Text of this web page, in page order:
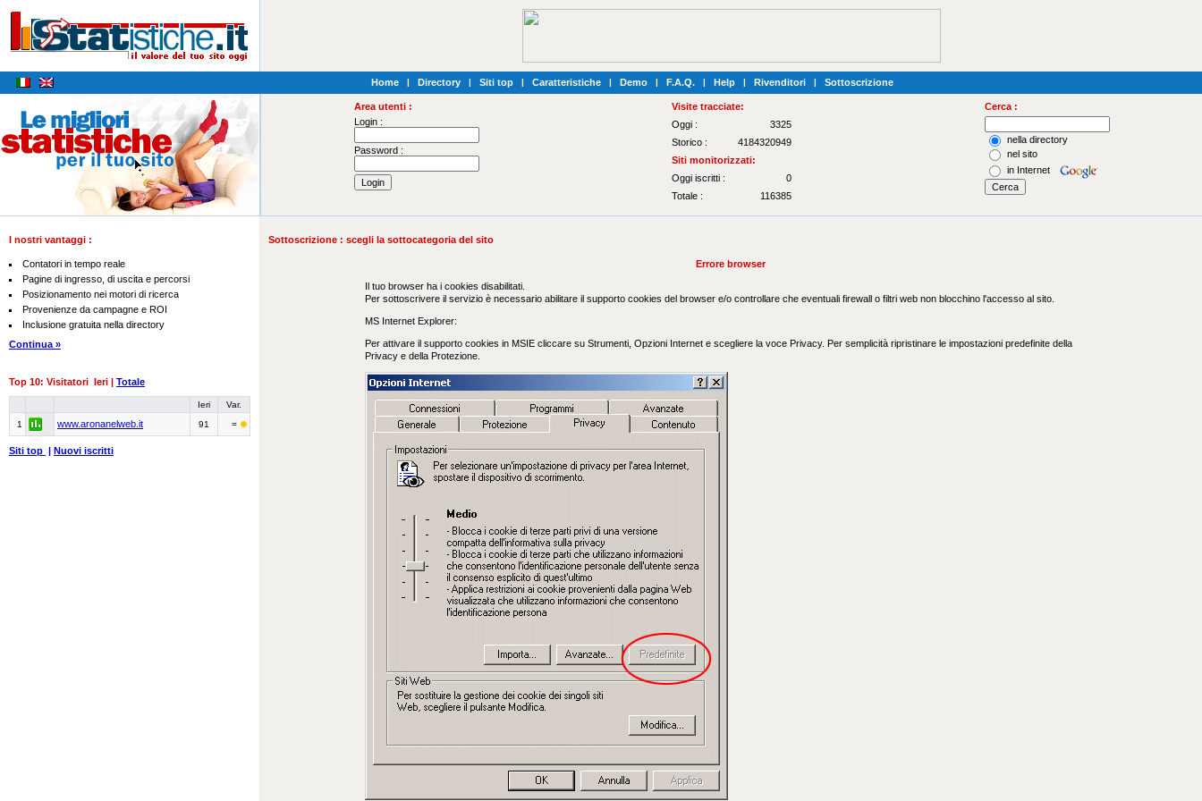
Home | Directory | Siti top | Caratteristiche | Demo | F.A.Q. | Help | Rivenditori | Sottoscrizione
Area utenti :
Login :
Password :
Visite tracciate:
Oggi :
3325
Storico :
4184320949
Siti monitorizzati:
Oggi iscritti :
0
Totale :
116385
Cerca :
nella directory
nel sito
in Internet
I nostri vantaggi :
Contatori in tempo reale
Pagine di ingresso, di uscita e percorsi
Posizionamento nei motori di ricerca
Provenienze da campagne e ROI
Inclusione gratuita nella directory
Continua »
Top 10: Visitatori Ieri | Totale
Ieri
Var.
1
www.aronanelweb.it 91 =
Siti top | Nuovi iscritti
Sottoscrizione : scegli la sottocategoria del sito
Errore browser
Il tuo browser ha i cookies disabilitati.
Per sottoscrivere il servizio è necessario abilitare il supporto cookies del browser e/o controllare che eventuali firewall o filtri web non blocchino l'accesso al sito.
MS Internet Explorer:
Per attivare il supporto cookies in MSIE cliccare su Strumenti, Opzioni Internet e scegliere la voce Privacy. Per semplicità ripristinare le impostazioni predefinite della
Privacy e della Protezione.